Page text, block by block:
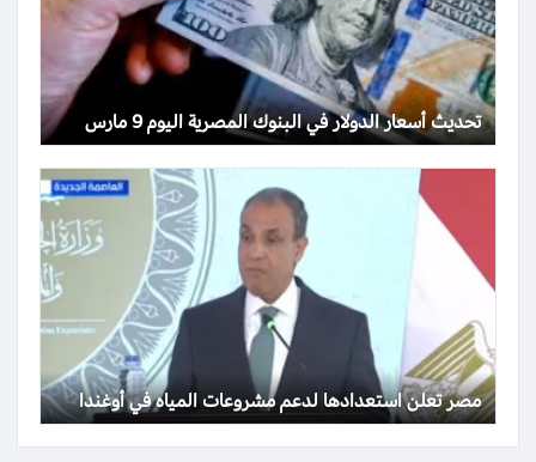
تحديث أسعار الدولار في البنوك المصرية اليوم 9 مارس
مصر تعلن استعدادها لدعم مشروعات المياه في أوغندا